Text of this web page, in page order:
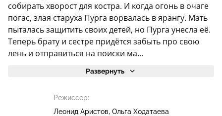
собирать хворост для костра. И когда огонь в очаге
погас, злая старуха Пурга ворвалась в ярангу. Мать
пыталась защитить своих детей, но Пурга унесла её.
Теперь брату и сестре придётся забыть про свою
лень и отправиться на поиски ма...
Развернуть
Режиссер:
Леонид Аристов Ольга Ходатаева